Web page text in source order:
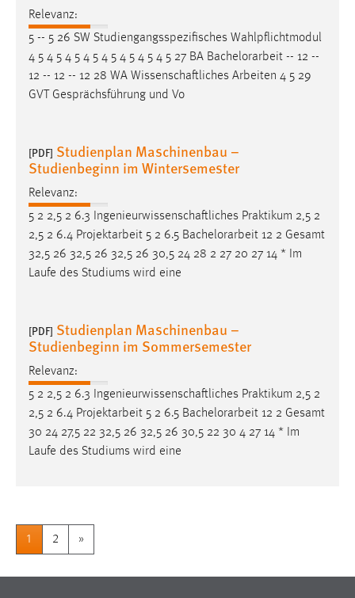
Relevanz:
5 -- 5 26 SW Studiengangsspezifisches Wahlpflichtmodul
4 5 4 5 4 5 4 5 4 5 4 5 4 5 4 5 27 BA Bachelorarbeit -- 12 --
12 -- 12 -- 12 28 WA Wissenschaftliches Arbeiten 4 5 29
GVT Gesprächsführung und Vo
[PDF] Studienplan Maschinenbau –
Studienbeginn im Wintersemester
Relevanz:
5 2 2,5 2 6.3 Ingenieurwissenschaftliches Praktikum 2,5 2
2,5 2 6.4 Projektarbeit 5 2 6.5 Bachelorarbeit 12 2 Gesamt
32,5 26 32,5 26 32,5 26 30,5 24 28 2 27 20 27 14 * Im
Laufe des Studiums wird eine
[PDF] Studienplan Maschinenbau –
Studienbeginn im Sommersemester
Relevanz:
5 2 2,5 2 6.3 Ingenieurwissenschaftliches Praktikum 2,5 2
2,5 2 6.4 Projektarbeit 5 2 6.5 Bachelorarbeit 12 2 Gesamt
30 24 27,5 22 32,5 26 32,5 26 30,5 22 30 4 27 14 * Im
Laufe des Studiums wird eine
1 2 »